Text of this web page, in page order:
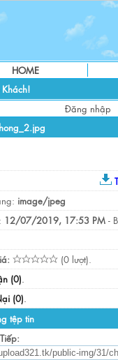
HOME
Đăng nhập
image/jpeg
12/07/2019, 17:53 PM -
(0 lượt).
(0).
(0).
tệp tin